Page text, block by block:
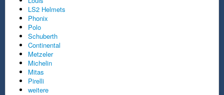
LS2 Helmets
Phonix
Polo
Schuberth
Continental
Metzeler
Michelin
Mitas
Pirelli
weitere